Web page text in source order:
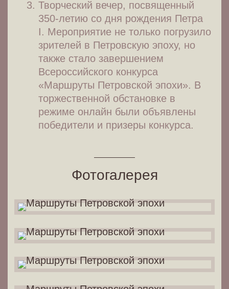
Творческий вечер, посвященный
350-летию со дня рождения Петра
I. Мероприятие не только погрузило
зрителей в Петровскую эпоху, но
также стало завершением
Всероссийского конкурса
«Маршруты Петровской эпохи». В
торжественной обстановке в
режиме онлайн были объявлены
победители и призеры конкурса.
Фотогалерея